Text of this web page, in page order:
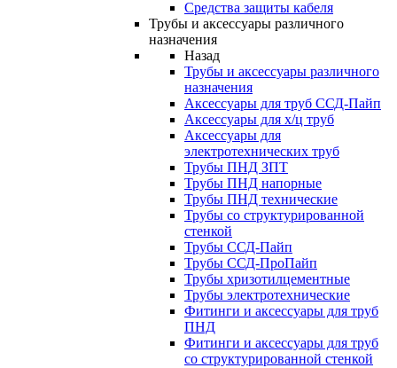
Средства защиты кабеля
Трубы и аксессуары различного
назначения
Назад
Трубы и аксессуары различного
назначения
Аксессуары для труб ССД-Пайп
Аксессуары для х/ц труб
Аксессуары для
электротехнических труб
Трубы ПНД ЗПТ
Трубы ПНД напорные
Трубы ПНД технические
Трубы со структурированной
стенкой
Трубы ССД-Пайп
Трубы ССД-ПроПайп
Трубы хризотилцементные
Трубы электротехнические
Фитинги и аксессуары для труб
ПНД
Фитинги и аксессуары для труб
со структурированной стенкой